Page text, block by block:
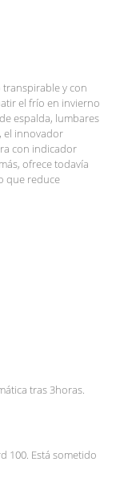
transpirable y con
el frío en invierno
espalda, lumbares
el innovador
con indicador
ofrece todavía
que reduce
tras 3horas.
100. Está sometido